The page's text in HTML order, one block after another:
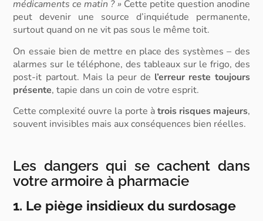
médicaments ce matin ? »Cette petite question anodine
peut devenir une source d’inquiétude permanente,
surtout quand on ne vit pas sous le même toit.
On essaie bien de mettre en place des systèmes – des
alarmes sur le téléphone, des tableaux sur le frigo, des
post-it partout. Mais la peur de l’erreur reste toujours
présente, tapie dans un coin de votre esprit.
Cette complexité ouvre la porte àtrois risques majeurs,
souvent invisibles mais aux conséquences bien réelles.
Les dangers qui se cachent dans
votre armoire à pharmacie
1. Le piège insidieux du surdosage